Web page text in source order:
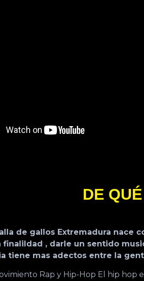
DE
de gallos Extremadura nace
finalildad , darle un sentido
tiene mas adectos entre la
Rap y Hip-Hop El hip hop